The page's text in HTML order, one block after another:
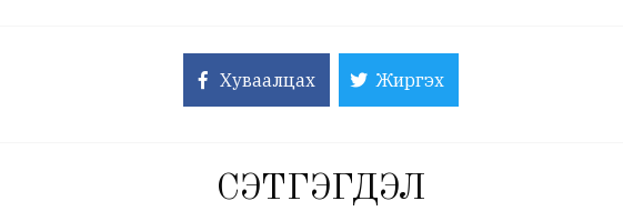
Хуваалцах Жиргэх
СЭТГЭГДЭЛ